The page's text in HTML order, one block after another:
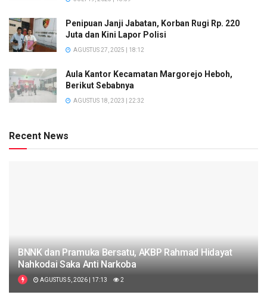
Penipuan Janji Jabatan, Korban Rugi Rp. 220
Juta dan Kini Lapor Polisi
AGUSTUS 27, 2025 | 18:12
Aula Kantor Kecamatan Margorejo Heboh,
Berikut Sebabnya
AGUSTUS 18, 2023 | 22:32
Recent News
BNNK dan Pramuka Bersatu, AKBP Rahmad Hidayat
Nahkodai Saka Anti Narkoba
AGUSTUS 5, 2026 | 17:13 2